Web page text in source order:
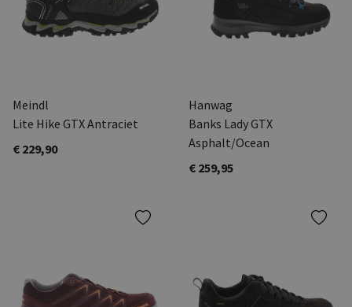
Meindl
Lite Hike GTX Antraciet
€ 229,90
Hanwag
Banks Lady GTX
Asphalt/Ocean
€ 259,95